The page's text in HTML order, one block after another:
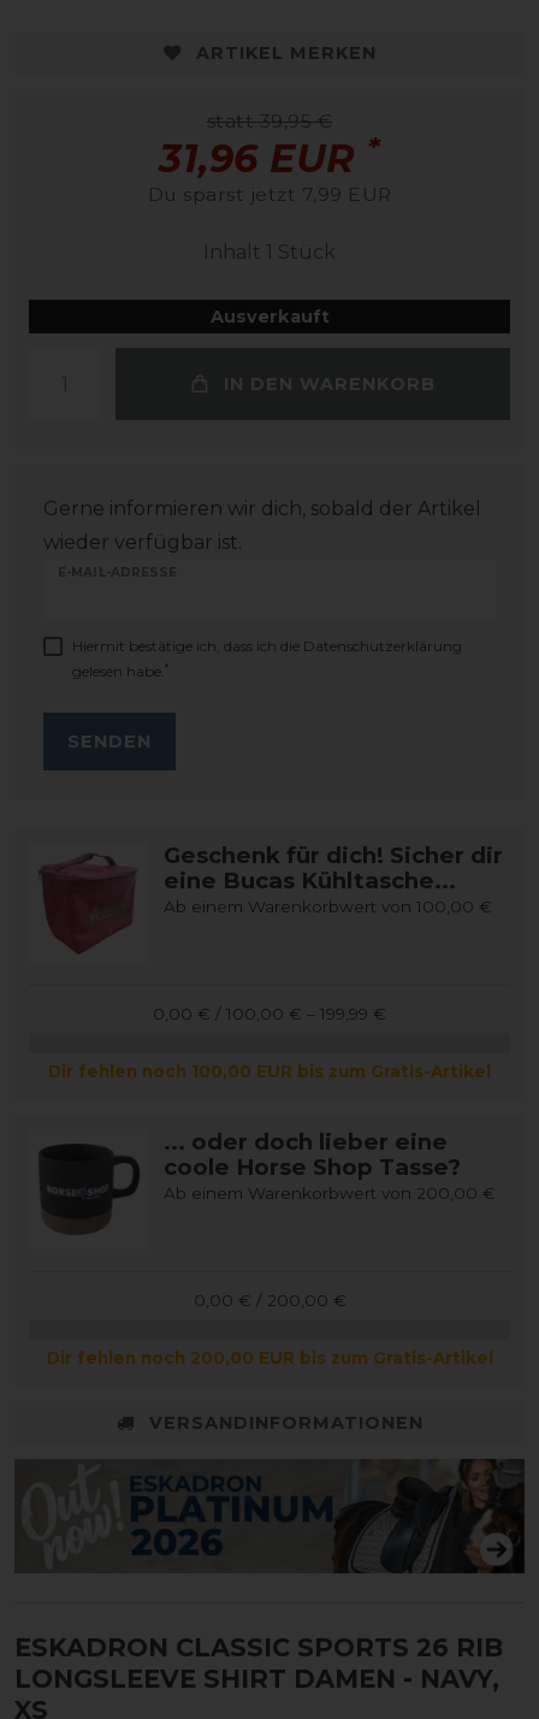
ARTIKEL MERKEN
statt 39,95 €
31,96 EUR *
Du sparst jetzt 7,99 EUR
Inhalt 1 Stück
Ausverkauft
IN DEN WARENKORB
Gerne informieren wir dich, sobald der Artikel
wieder verfügbar ist.
E-MAIL-ADRESSE
Hiermit bestätige ich, dass ich die Daten­schutz­erklärung
gelesen habe. *
SENDEN
Geschenk für dich! Sicher dir
eine Bucas Kühltasche...
Ab einem Warenkorbwert von 100,00 €
0,00 € / 100,00 € – 199,99 €
Dir fehlen noch 100,00 EUR bis zum Gratis-Artikel
... oder doch lieber eine
coole Horse Shop Tasse?
Ab einem Warenkorbwert von 200,00 €
0,00 € / 200,00 €
Dir fehlen noch 200,00 EUR bis zum Gratis-Artikel
VERSANDINFORMATIONEN
ESKADRON CLASSIC SPORTS 26 RIB
LONGSLEEVE SHIRT DAMEN - NAVY,
XS